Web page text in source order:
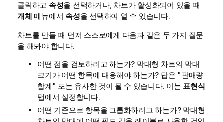
클릭하고 속성을 선택하거나, 차트가 활성화되어 있을 때
개체 메뉴에서 속성을 선택하여 열 수 있습니다.
차트를 만들 때 먼저 스스로에게 다음과 같은 두 가지 질문
을 해봐야 합니다.
어떤 점을 검토하려고 하는가? 막대형 차트의 막대
크기가 어떤 항목에 대응해야 하는가? 답은 "판매량
합계" 또는 유사한 것이 될 수 있습니다. 이는 표현식
탭에서 설정합니다.
어떤 기준으로 항목을 그룹화하려고 하는가? 막대형